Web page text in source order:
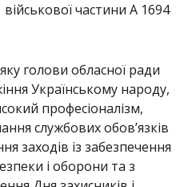
військової частини А 1694
голови обласної ради
Українському народу,
професіоналізм,
службових обов’язків
заходів із забезпечення
і оборони та з